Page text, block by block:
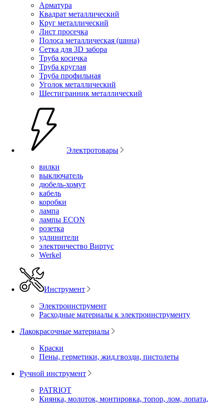
Арматура
Квадрат металлический
Круг металлический
Лист просечка
Полоса металлическая (шина)
Сетка для 3D забора
Труба косичка
Труба круглая
Труба профильная
Уголок металлический
Шестигранник металлический
Электротовары
вилки
выключатель
дюбель-хомут
кабель
коробки
лампа
лампы ECON
розетка
удлинители
электричество Виртус
Werkel
Инструмент
Электроинструмент
Расходные материалы к электроинструменту
Лакокрасочные материалы
Краски
Пены, герметики, жид.гвозди, пистолеты
Ручной инструмент
PATRIOT
Киянка, молоток, монтировка, топор, лом, лопата,